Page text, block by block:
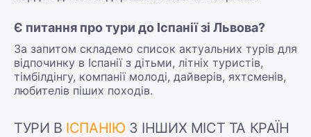
Є питання про тури до Іспанії зі Львова?
За запитом складемо список актуальних турів для
відпочинку в Іспанії з дітьми, літніх туристів,
тімбілдінгу, компанії молоді, дайверів, яхтсменів,
любителів піших походів.
ТУРИ В ІСПАНІЮ З ІНШИХ МІСТ ТА КРАЇН